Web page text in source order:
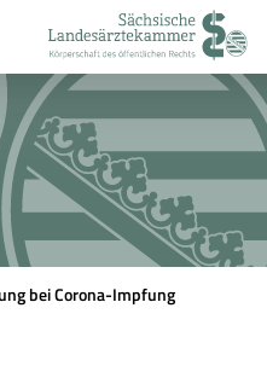
bei Corona-Impfung